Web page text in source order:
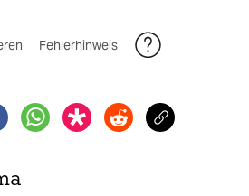
Fehlerhinweis